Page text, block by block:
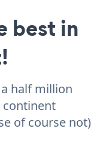
best in
half million
continent
of course not)